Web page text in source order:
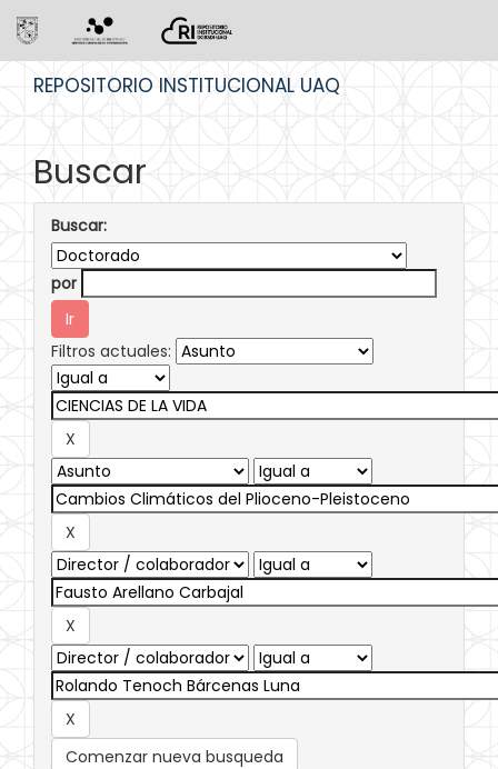
REPOSITORIO INSTITUCIONAL UAQ
Buscar
Buscar:
por
Filtros actuales:
Comenzar nueva busqueda